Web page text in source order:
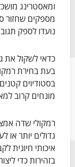
ומאסטרינג
מספקים שחזור
נועדו לספק
כדאי לשקול את
בעת בחירת
בסטודיוים
מונחים קרוב
רמקולי שדה
גדולים יותר או
איכותי חיונית
בזהירות כדי